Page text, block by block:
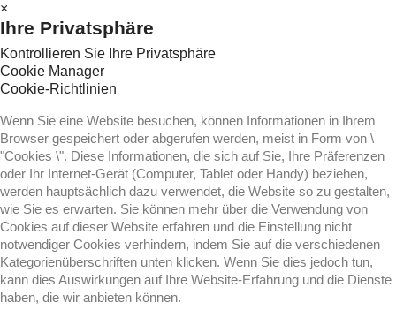
×
Ihre Privatsphäre
Kontrollieren Sie Ihre Privatsphäre
Cookie Manager
Cookie-Richtlinien
Wenn Sie eine Website besuchen, können Informationen in Ihrem
Browser gespeichert oder abgerufen werden, meist in Form von \
"Cookies \". Diese Informationen, die sich auf Sie, Ihre Präferenzen
oder Ihr Internet-Gerät (Computer, Tablet oder Handy) beziehen,
werden hauptsächlich dazu verwendet, die Website so zu gestalten,
wie Sie es erwarten. Sie können mehr über die Verwendung von
Cookies auf dieser Website erfahren und die Einstellung nicht
notwendiger Cookies verhindern, indem Sie auf die verschiedenen
Kategorienüberschriften unten klicken. Wenn Sie dies jedoch tun,
kann dies Auswirkungen auf Ihre Website-Erfahrung und die Dienste
haben, die wir anbieten können.